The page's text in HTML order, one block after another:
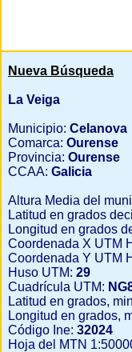
Nueva Búsqueda
La Veiga
Municipio: Celanova
Comarca: Ourense
Provincia: Ourense
CCAA: Galicia
Altura Media del
Latitud en grados
Longitud en grados
Coordenada X UTM
Coordenada Y UTM
Huso UTM: 29
Cuadrícula UTM:
Latitud en grados,
Longitud en grados,
Código Ine: 32024
Hoja del MTN